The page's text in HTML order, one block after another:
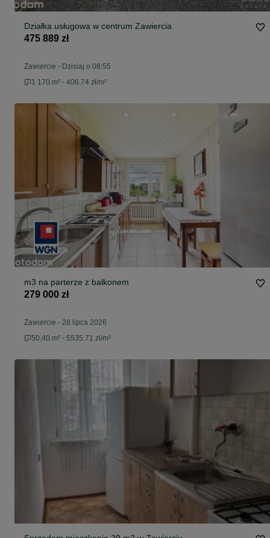
Działka usługowa w centrum Zawiercia
475 889 zł
Zawiercie - Dzisiaj o 08:55
1 170 m² - 406.74 zł/m²
m3 na parterze z balkonem
279 000 zł
Zawiercie - 28 lipca 2026
50,40 m² - 5535.71 zł/m²